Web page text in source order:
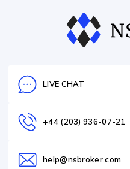
LIVE CHAT
+44 (203) 936-07-21
help@nsbroker.com